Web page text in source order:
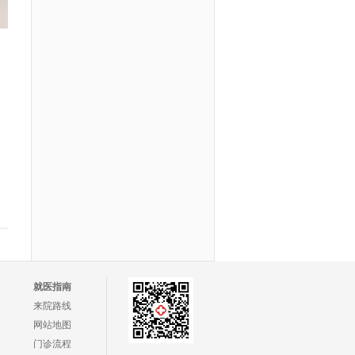
就医指南
来院路线
网站地图
门诊流程